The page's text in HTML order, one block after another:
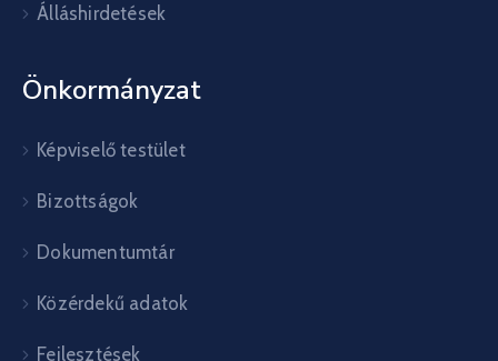
Álláshirdetések
Önkormányzat
Képviselő testület
Bizottságok
Dokumentumtár
Közérdekű adatok
Fejlesztések